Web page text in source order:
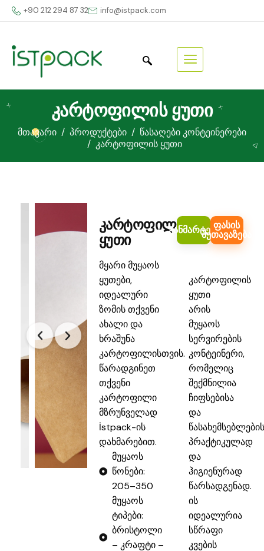
+90 212 294 87 32 info@istpack.com
კარტოფილის ყუთი
მთავარი პროდუქტები
წასაღები კონტეინერები
კარტოფილის ყუთი
კარტოფილის
ყუთი
მყარი მუყაოს
ყუთები,
იდეალური
ზომის თქვენი
ახალი და
ხრაშუნა
კარტოფილისთვის.
წარადგინეთ
თქვენი
კარტოფილი
მზრუნველად
İstpack-ის
დახმარებით.
მუყაოს
წონები:
205–350
მუყაოს
ტიპები:
ბრისტოლი
– კრაფტი –
განმარტებაფასის
შეთავაზება
კარტოფილის
ყუთი
არის
მუყაოს
სერვირების
კონტეინერი,
რომელიც
შექმნილია
ჩიფსებისა
და
პრაქტიკულად
და
ჰიგიენურად
წარსადგენად.
ის
იდეალურია
სწრაფი
კვების